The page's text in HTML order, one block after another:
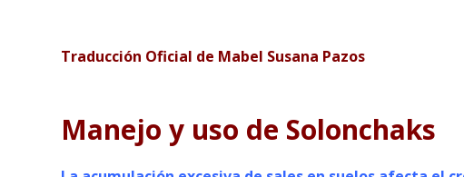
Traducción Oficial de Mabel Susana Pazos
Manejo y uso de Solonchaks